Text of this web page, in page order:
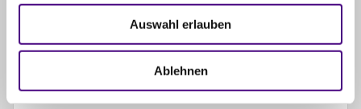
Auswahl erlauben
Ablehnen
Galerie